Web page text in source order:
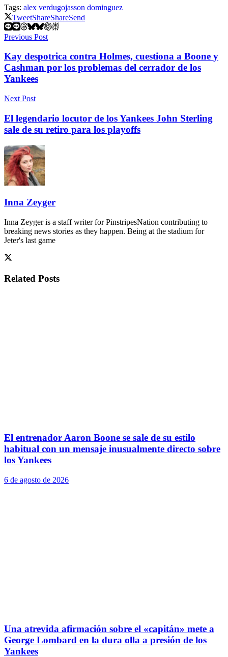
Tags: alex verdugojasson dominguez
TweetShareShareSend
Previous Post
Kay despotrica contra Holmes, cuestiona a Boone y
Cashman por los problemas del cerrador de los
Yankees
Next Post
El legendario locutor de los Yankees John Sterling
sale de su retiro para los playoffs
Inna Zeyger
Inna Zeyger is a staff writer for PinstripesNation contributing to
breaking news stories as they happen. Being at the stadium for
Jeter's last game
Related Posts
El entrenador Aaron Boone se sale de su estilo
habitual con un mensaje inusualmente directo sobre
los Yankees
6 de agosto de 2026
Una atrevida afirmación sobre el «capitán» mete a
George Lombard en la dura olla a presión de los
Yankees